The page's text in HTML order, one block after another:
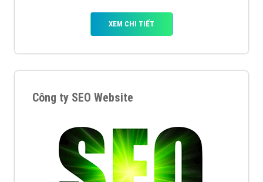
XEM CHI TIẾT
Công ty SEO Website